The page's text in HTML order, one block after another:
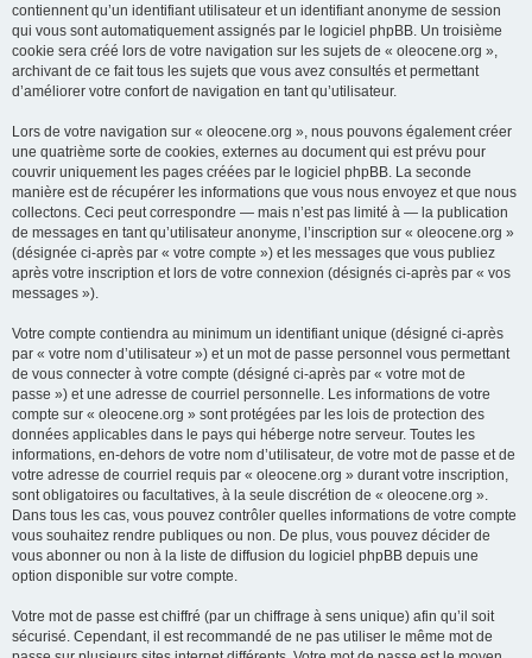
contiennent qu’un identifiant utilisateur et un identifiant anonyme de session
qui vous sont automatiquement assignés par le logiciel phpBB. Un troisième
cookie sera créé lors de votre navigation sur les sujets de « oleocene.org »,
archivant de ce fait tous les sujets que vous avez consultés et permettant
d’améliorer votre confort de navigation en tant qu’utilisateur.
Lors de votre navigation sur « oleocene.org », nous pouvons également créer
une quatrième sorte de cookies, externes au document qui est prévu pour
couvrir uniquement les pages créées par le logiciel phpBB. La seconde
manière est de récupérer les informations que vous nous envoyez et que nous
collectons. Ceci peut correspondre — mais n’est pas limité à — la publication
de messages en tant qu’utilisateur anonyme, l’inscription sur « oleocene.org »
(désignée ci-après par « votre compte ») et les messages que vous publiez
après votre inscription et lors de votre connexion (désignés ci-après par « vos
messages »).
Votre compte contiendra au minimum un identifiant unique (désigné ci-après
par « votre nom d’utilisateur ») et un mot de passe personnel vous permettant
de vous connecter à votre compte (désigné ci-après par « votre mot de
passe ») et une adresse de courriel personnelle. Les informations de votre
compte sur « oleocene.org » sont protégées par les lois de protection des
données applicables dans le pays qui héberge notre serveur. Toutes les
informations, en-dehors de votre nom d’utilisateur, de votre mot de passe et de
votre adresse de courriel requis par « oleocene.org » durant votre inscription,
sont obligatoires ou facultatives, à la seule discrétion de « oleocene.org ».
Dans tous les cas, vous pouvez contrôler quelles informations de votre compte
vous souhaitez rendre publiques ou non. De plus, vous pouvez décider de
vous abonner ou non à la liste de diffusion du logiciel phpBB depuis une
option disponible sur votre compte.
Votre mot de passe est chiffré (par un chiffrage à sens unique) afin qu’il soit
sécurisé. Cependant, il est recommandé de ne pas utiliser le même mot de